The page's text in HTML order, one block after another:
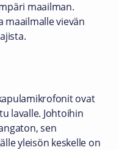
maailman.
maailmalle vievän
ovat
lavalle. Johtoihin
sen
yleisön keskelle on